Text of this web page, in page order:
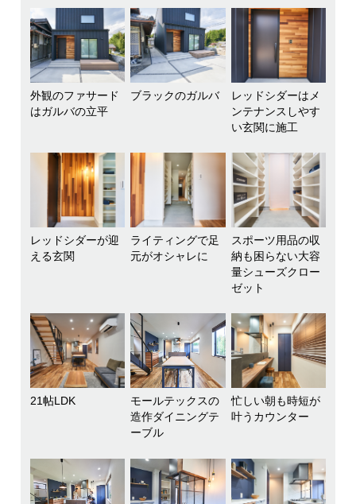
外観のファサード
はガルバの立平
ブラックのガルバ
レッドシダーはメ
ンテナンスしやす
い玄関に施工
レッドシダーが迎
える玄関
ライティングで足
元がオシャレに
スポーツ用品の収
納も困らない大容
量シューズクロー
ゼット
21帖LDK
モールテックスの
造作ダイニングテ
ーブル
忙しい朝も時短が
叶うカウンター